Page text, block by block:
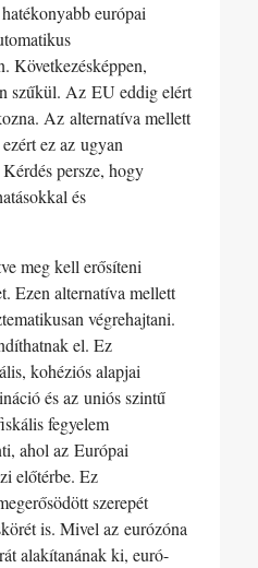
európai
Következésképpen,
szűkül. Az EU eddig elért
Az alternatíva mellett
ez az ugyan
persze, hogy
és
meg kell erősíteni
Ezen alternatíva mellett
végrehajtani.
el. Ez
kohéziós alapjai
és az uniós szintű
fegyelem
ahol az Európai
előtérbe. Ez
szerepét
is. Mivel az eurózóna
alakítanának ki, euró-